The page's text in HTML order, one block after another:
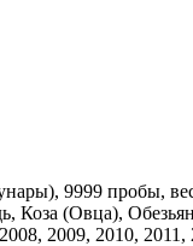
9999 пробы,
Коза (Овца),
2009, 2010,